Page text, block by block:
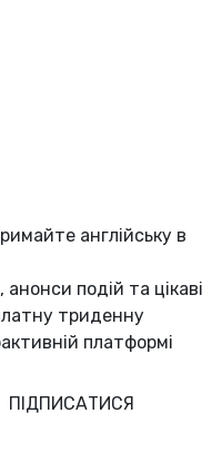
англійську в
подій та цікаві
триденну
платформі
ПІДПИСАТИСЯ